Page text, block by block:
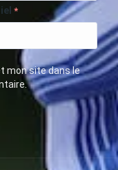
*
mon site dans le